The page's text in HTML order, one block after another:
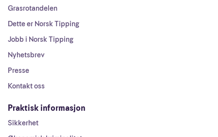
Grasrotandelen
Dette er Norsk Tipping
Jobb i Norsk Tipping
Nyhetsbrev
Presse
Kontakt oss
Praktisk informasjon
Sikkerhet